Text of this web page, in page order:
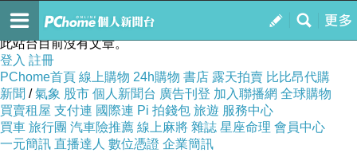
我的
訂閱
我最深愛的人
此站台目前沒有文章。
登入 註冊
PChome首頁 線上購物 24h購物 書店 露天拍賣 比比昂代購
新聞 /氣象 股市 個人新聞台 廣告刊登 加入聯播網 全球購物
買賣租屋 支付連 國際連 Pi 拍錢包 旅遊 服務中心
買車 旅行團 汽車險推薦 線上麻將 雜誌 星座命理 會員中心
一元簡訊 直播達人 數位憑證 企業簡訊